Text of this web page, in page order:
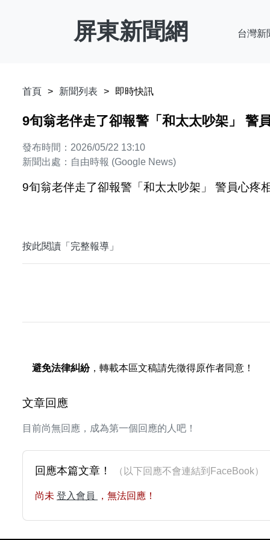
屏東新聞網 台灣新
首頁 新聞列表 即時快訊
9旬翁老伴走了卻報警「和太太吵架」 警
發布時間：2026/05/22 13:10
新聞出處：自由時報 (Google News)
9旬翁老伴走了卻報警「和太太吵架」 警員心疼
按此閱讀「完整報導」
避免法律糾紛，轉載本區文稿請先徵得原作者同意！
文章回應
目前尚無回應，成為第一個回應的人吧！
回應本篇文章！ （以下回應不會連結到FaceBook
尚未 登入會員 ，無法回應！